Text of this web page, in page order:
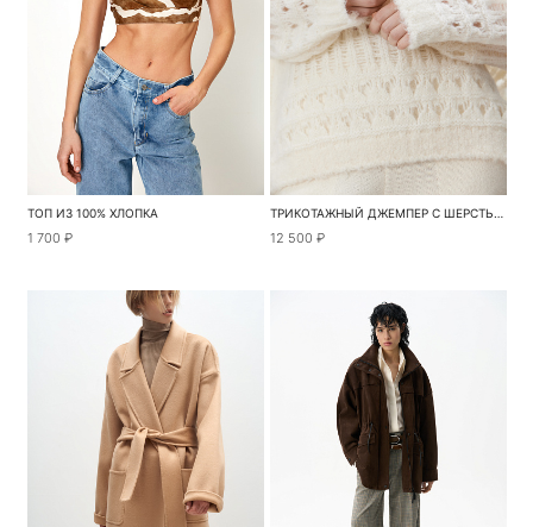
ТОП ИЗ 100% ХЛОПКА
1 700 ₽
ТРИКОТАЖНЫЙ ДЖЕМПЕР С ШЕРСТЬЮ АЛЬПАКА
12 500 ₽